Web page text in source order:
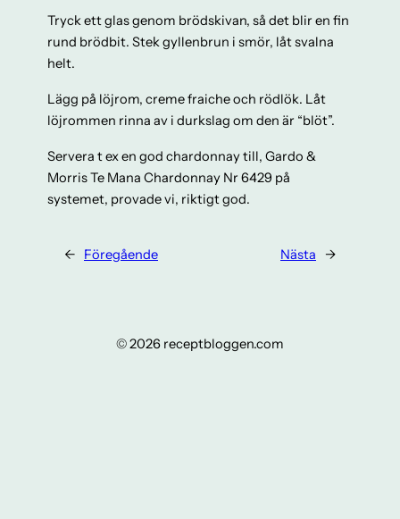
Tryck ett glas genom brödskivan, så det blir en fin
rund brödbit. Stek gyllenbrun i smör, låt svalna
helt.
Lägg på löjrom, creme fraiche och rödlök. Låt
löjrommen rinna av i durkslag om den är “blöt”.
Servera t ex en god chardonnay till, Gardo &
Morris Te Mana Chardonnay Nr 6429 på
systemet, provade vi, riktigt god.
← Föregående Nästa →
© 2026 receptbloggen.com